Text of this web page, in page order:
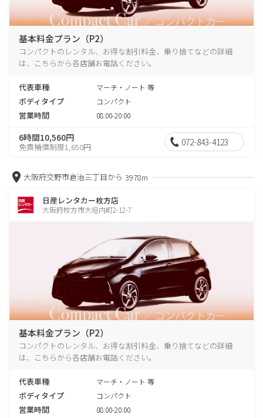
基本料金プラン（P2）
コンパクトのレンタル、お得な割引料金、乗り捨てなどの詳細
は、こちらから各店舗お電話ください。
代表車種 マーチ・ノート 等
ボディタイプ コンパクト
営業時間 08:00-20:00
6時間10,560円
免責補償制度1,650円 072-843-4123
大阪府交野市倉治三丁目から 3978m
日産レンタカー枚方店
大阪府枚方市大垣内町2-12-7
基本料金プラン（P2）
コンパクトのレンタル、お得な割引料金、乗り捨てなどの詳細
は、こちらから各店舗お電話ください。
代表車種 マーチ・ノート 等
ボディタイプ コンパクト
営業時間 08:00-20:00